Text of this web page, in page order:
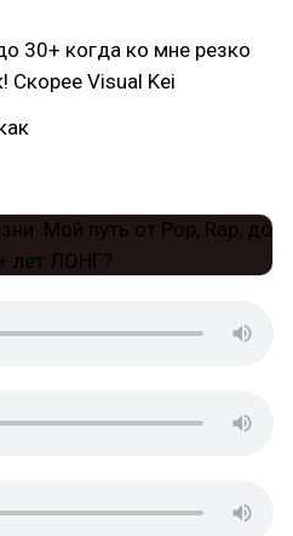
30+ когда ко мне резко
Скорее Visual Kei